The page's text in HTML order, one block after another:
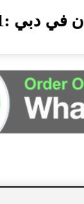
:0565930521